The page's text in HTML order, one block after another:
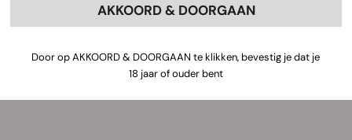
AKKOORD & DOORGAAN
Door op AKKOORD & DOORGAAN te klikken, bevestig je dat je
18 jaar of ouder bent